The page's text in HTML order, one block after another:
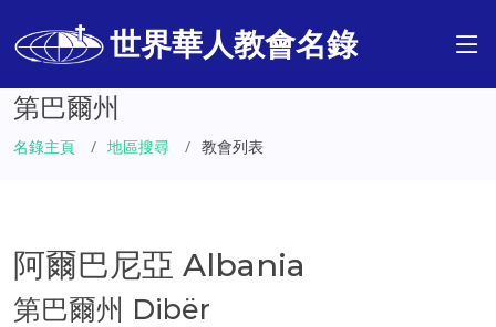
世界華人教會名錄
第巴爾州
名錄主頁 地區搜尋 教會列表
阿爾巴尼亞 Albania
第巴爾州 Dibër